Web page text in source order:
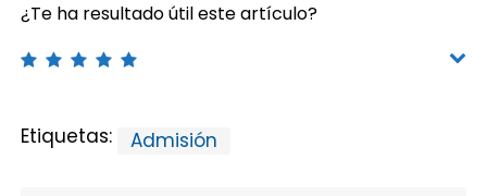
¿Te ha resultado útil este artículo?
Etiquetas: Admisión